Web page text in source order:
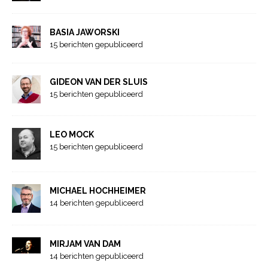
BASIA JAWORSKI
15 berichten gepubliceerd
GIDEON VAN DER SLUIS
15 berichten gepubliceerd
LEO MOCK
15 berichten gepubliceerd
MICHAEL HOCHHEIMER
14 berichten gepubliceerd
MIRJAM VAN DAM
14 berichten gepubliceerd